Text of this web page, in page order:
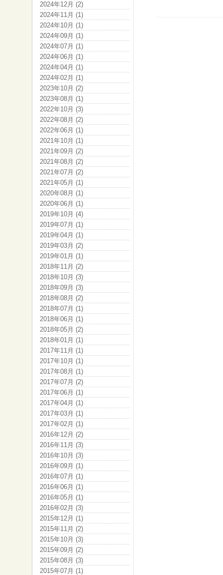
2024年12月 (2)
2024年11月 (1)
2024年10月 (1)
2024年09月 (1)
2024年07月 (1)
2024年06月 (1)
2024年04月 (1)
2024年02月 (1)
2023年10月 (2)
2023年08月 (1)
2022年10月 (3)
2022年08月 (2)
2022年06月 (1)
2021年10月 (1)
2021年09月 (2)
2021年08月 (2)
2021年07月 (2)
2021年05月 (1)
2020年08月 (1)
2020年06月 (1)
2019年10月 (4)
2019年07月 (1)
2019年04月 (1)
2019年03月 (2)
2019年01月 (1)
2018年11月 (2)
2018年10月 (3)
2018年09月 (3)
2018年08月 (2)
2018年07月 (1)
2018年06月 (1)
2018年05月 (2)
2018年01月 (1)
2017年11月 (1)
2017年10月 (1)
2017年08月 (1)
2017年07月 (2)
2017年06月 (1)
2017年04月 (1)
2017年03月 (1)
2017年02月 (1)
2016年12月 (2)
2016年11月 (3)
2016年10月 (3)
2016年09月 (1)
2016年07月 (1)
2016年06月 (1)
2016年05月 (1)
2016年02月 (3)
2015年12月 (1)
2015年11月 (2)
2015年10月 (3)
2015年09月 (2)
2015年08月 (3)
2015年07月 (1)